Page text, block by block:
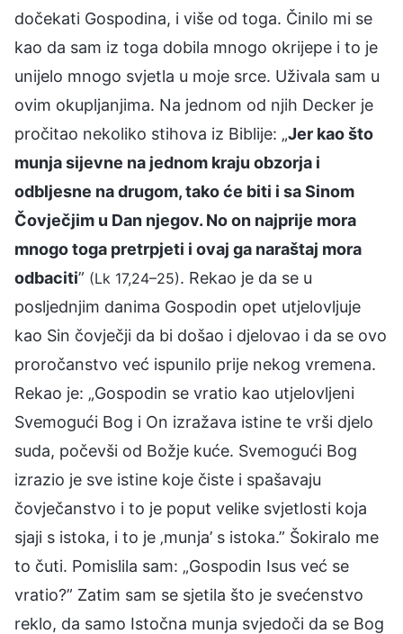
dočekati Gospodina, i više od toga. Činilo mi se
kao da sam iz toga dobila mnogo okrijepe i to je
unijelo mnogo svjetla u moje srce. Uživala sam u
ovim okupljanjima. Na jednom od njih Decker je
pročitao nekoliko stihova iz Biblije: „Jer kao što
munja sijevne na jednom kraju obzorja i
odbljesne na drugom, tako će biti i sa Sinom
Čovječjim u Dan njegov. No on najprije mora
mnogo toga pretrpjeti i ovaj ga naraštaj mora
odbaciti” (Lk 17,24–25). Rekao je da se u
posljednjim danima Gospodin opet utjelovljuje
kao Sin čovječji da bi došao i djelovao i da se ovo
proročanstvo već ispunilo prije nekog vremena.
Rekao je: „Gospodin se vratio kao utjelovljeni
Svemogući Bog i On izražava istine te vrši djelo
suda, počevši od Božje kuće. Svemogući Bog
izrazio je sve istine koje čiste i spašavaju
čovječanstvo i to je poput velike svjetlosti koja
sjaji s istoka, i to je ‚munja’ s istoka.” Šokiralo me
to čuti. Pomislila sam: „Gospodin Isus već se
vratio?” Zatim sam se sjetila što je svećenstvo
reklo, da samo Istočna munja svjedoči da se Bog